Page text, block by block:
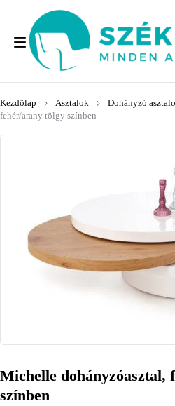
Kezdőlap Asztalok Dohányzó
fehér/arany tölgy színben
Michelle dohányzóasztal,
színben